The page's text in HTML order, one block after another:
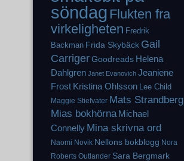
söndag Flukten fra
virkeligheten Fredrik
Backman Frida Skybäck Gail
CarrigerGoodreads Helena
Dahlgren Janet Evanovich Jeaniene
Frost Kristina Ohlsson Lee Child
Maggie Stiefvater Mats Strandberg
Mias bokhörna Michael
Connelly Mina skrivna ord
Naomi Novik Nellons bokblogg Nora
Roberts Outlander Sara Bergmark